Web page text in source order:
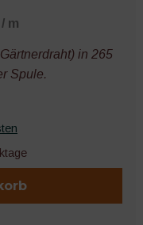
/ m
in 265
Spule.